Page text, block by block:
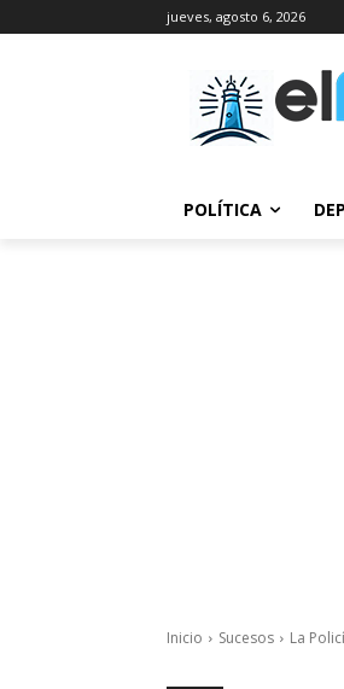
jueves, agosto 6, 2026
POLÍTICA
Inicio Sucesos La